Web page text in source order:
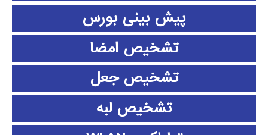
پیش بینی بورس
تشخیص امضا
تشخیص جعل
تشخیص لبه